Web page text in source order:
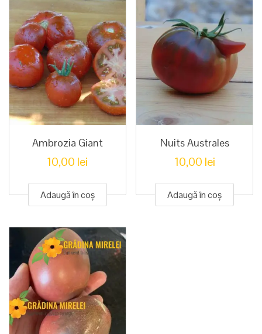
Ambrozia Giant
10,00 lei
Adaugă în coș
Nuits Australes
10,00 lei
Adaugă în coș